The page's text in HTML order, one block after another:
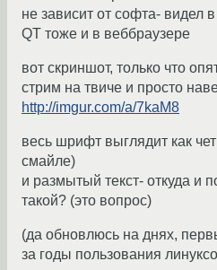
не зависит от софта- видел
QT тоже и в веббраузере
вот скриншот, только что
стрим на твиче и просто
http://imgur.com/a/7kaM8
весь шрифт выглядит как
смайле)
и размытый текст- откуда и
такой? (это вопрос)
(да обновлюсь на днях,
за годы пользования